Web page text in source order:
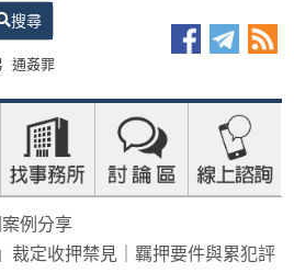
搜尋
通姦罪
例分享
裁定收押禁見｜羈押要件與累犯評